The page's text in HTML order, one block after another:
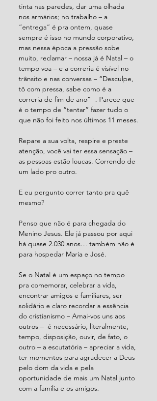
tinta nas paredes, dar uma olhada
nos armários; no trabalho – a
“entrega” é pra ontem, quase
sempre é isso no mundo corporativo,
mas nessa época a pressão sobe
muito, reclamar – nossa já é Natal – o
tempo voa – e a correria é visível no
trânsito e nas conversas – “Desculpe,
tô com pressa, sabe como é a
correria de fim de ano” -. Parece que
é o tempo de “tentar” fazer tudo o
que não foi feito nos últimos 11 meses.
Repare a sua volta, respire e preste
atenção, você vai ter essa sensação –
as pessoas estão loucas. Correndo de
um lado pro outro.
E eu pergunto correr tanto pra quê
mesmo?
Penso que não é para chegada do
Menino Jesus. Ele já passou por aqui
há quase 2.030 anos… também não é
para hospedar Maria e José.
Se o Natal é um espaço no tempo
pra comemorar, celebrar a vida,
encontrar amigos e familiares, ser
solidário e claro recordar a essência
do cristianismo – Amai-vos uns aos
outros –  é necessário, literalmente,
tempo, disposição, ouvir, de fato, o
outro – a escutatória – apreciar a vida,
ter momentos para agradecer a Deus
pelo dom da vida e pela
oportunidade de mais um Natal junto
com a família e os amigos.